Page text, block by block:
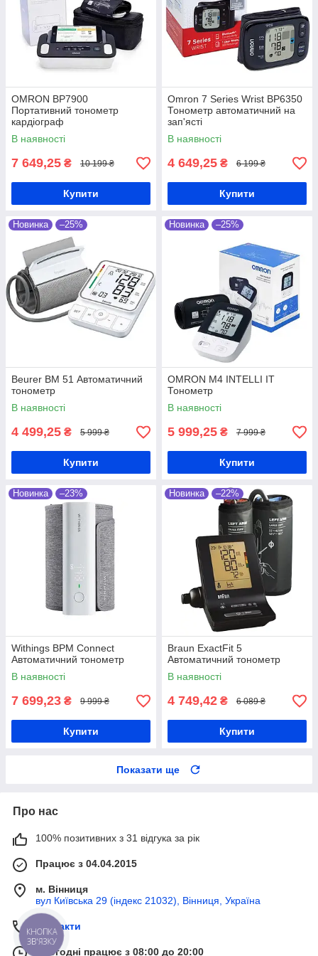
OMRON BP7900
Портативний тонометр
кардіограф
В наявності
7 649,25 ₴ 10 199 ₴
Купити
Omron 7 Series Wrist BP6350
Тонометр автоматичний на
зап'ясті
В наявності
4 649,25 ₴ 6 199 ₴
Купити
Новинка –25%
Beurer BM 51 Автоматичний
тонометр
В наявності
4 499,25 ₴ 5 999 ₴
Купити
Новинка –25%
OMRON M4 INTELLI IT
Тонометр
В наявності
5 999,25 ₴ 7 999 ₴
Купити
Новинка –23%
Withings BPM Connect
Автоматичний тонометр
В наявності
7 699,23 ₴ 9 999 ₴
Купити
Новинка –22%
Braun ExactFit 5
Автоматичний тонометр
В наявності
4 749,42 ₴ 6 089 ₴
Купити
Показати ще
Про нас
100% позитивних з 31 відгука за рік
Працює з 04.04.2015
м. Вінниця
вул Київська 29 (індекс 21032), Вінниця, Україна
Контакти
Сьогодні працює з 08:00 до 20:00
КНОПКА
ЗВ'ЯЗКУ